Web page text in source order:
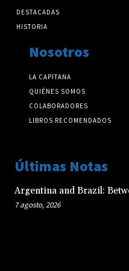
DESTACADAS
HISTORIA
Nosotros
LA CAPITANA
QUIÉNES SOMOS
COLABORADORES
LIBROS RECOMENDADOS
Últimas Notas
Argentina and Brazil:
7 agosto, 2026